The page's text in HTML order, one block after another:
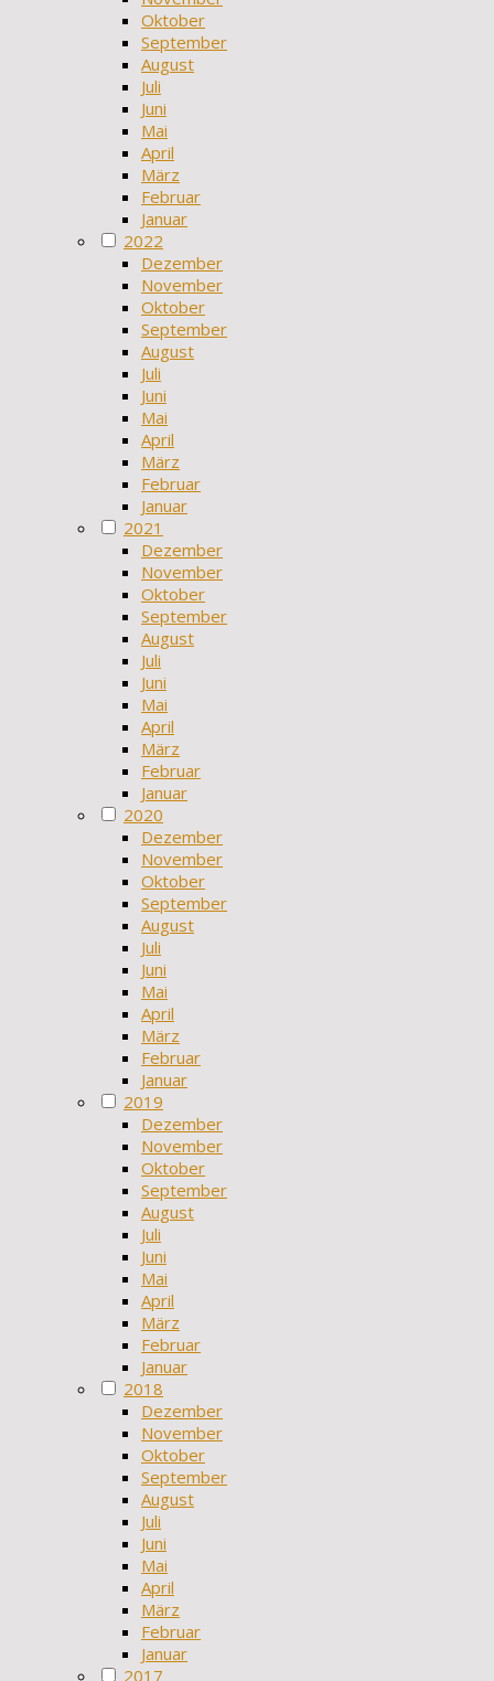
Oktober
September
August
Juli
Juni
Mai
April
März
Februar
Januar
2022
Dezember
November
Oktober
September
August
Juli
Juni
Mai
April
März
Februar
Januar
2021
Dezember
November
Oktober
September
August
Juli
Juni
Mai
April
März
Februar
Januar
2020
Dezember
November
Oktober
September
August
Juli
Juni
Mai
April
März
Februar
Januar
2019
Dezember
November
Oktober
September
August
Juli
Juni
Mai
April
März
Februar
Januar
2018
Dezember
November
Oktober
September
August
Juli
Juni
Mai
April
März
Februar
Januar
2017